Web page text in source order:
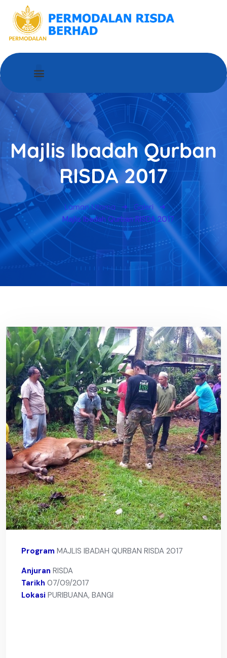
Majlis Ibadah Qurban
RISDA 2017
Laman Utama Galeri
Majlis Ibadah Qurban RISDA 2017
Program MAJLIS IBADAH QURBAN RISDA 2017
Anjuran RISDA
Tarikh 07/09/2017
Lokasi PURIBUANA, BANGI